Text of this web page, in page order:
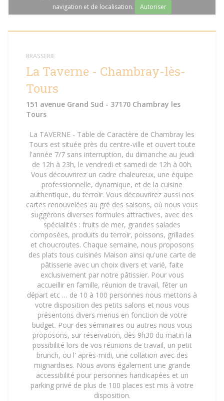
navigation et de localisation.
Autoriser
BRASSERIE
La Taverne - Chambray-lès-
Tours
151 avenue Grand Sud - 37170 Chambray les
Tours
La TAVERNE - Table de Caractère de Chambray les
Tours est située près du centre-ville et ouvert toute
l'année 7/7 sans interruption, du dimanche au jeudi
de 12h à 23h, le vendredi et samedi de 12h à 00h.
Vous découvrirez un cadre chaleureux, une équipe
professionnelle, dynamique, et de la cuisine
authentique, du terroir. Vous découvrirez aussi nos
cartes renouvelées au gré des saisons, où nous vous
suggérons diverses formules attractives, avec des
spécialités : fruits de mer, grandes salades
composées, produits du terroir, poissons, grillades
et choucroutes. Chaque semaine, nous proposons
des plats tous cuisinés Maison ainsi qu'une carte de
pâtisserie avec un choix divers et varié, faite
exclusivement par notre pâtissier. Pour vous
accueillir en famille, réunion de travail, fêter un
départ etc … de 10 à 100 personnes nous mettons à
votre disposition des petits salons et nous vous
présentons divers menus en fonction de votre
budget. Pour des séminaires ou autres nous vous
proposons, sur réservation, dès 9h30 du matin la
possibilité lors de vos réunions de travail, un petit
brunch, ou l' après-midi, une collation avec des
mignardises. Nous avons également une grande
accessibilité pour personnes handicapées et un
parking privé de plus de 100 places est mis à votre
disposition.